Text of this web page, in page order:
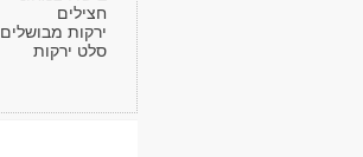
חצילים
ירקות מבושלים
סלט ירקות